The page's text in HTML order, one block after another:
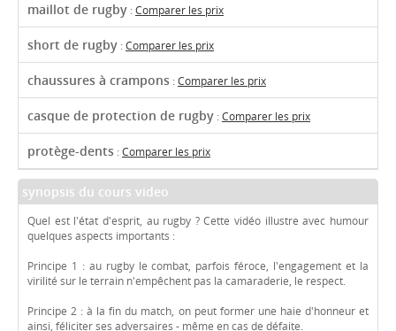
maillot de rugby :Comparer les prix
short de rugby :Comparer les prix
chaussures à crampons :Comparer les prix
casque de protection de rugby :Comparer les prix
protège-dents :Comparer les prix
synopsis du cours video
Quel est l'état d'esprit, au rugby ? Cette vidéo illustre avec humour
quelques aspects importants :
Principe 1 : au rugby le combat, parfois féroce, l'engagement et la
virilité sur le terrain n'empêchent pas la camaraderie, le respect.
Principe 2 : à la fin du match, on peut former une haie d'honneur et
ainsi, féliciter ses adversaires - même en cas de défaite.